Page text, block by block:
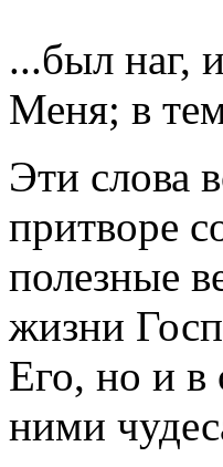
...был наг,
Меня; в
Эти слова
притворе
полезные
жизни
Его, но и в
ними